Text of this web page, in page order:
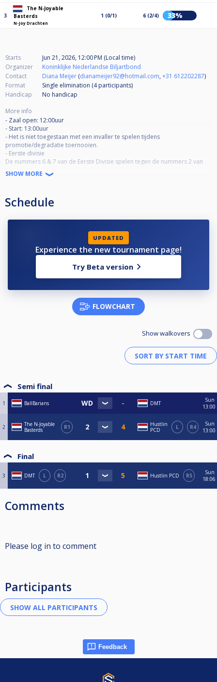
3
The N-Joyable
Basterds
N-Joy Drachten
1 (0/1) 6 (2/4) 33%
Starts
Jun 21, 2026, 12:00 PM (Local time)
Organizer
Koninklijke Nederlandse Biljartbond
Contact
Diana Meijer (dianameijer92@hotmail.com,+31 612202287)
Format
Single elimination (4participants)
Handicap
No handicap
More info
- Zaal open: 12:00uur
- Start: 13:00uur
- Het is niet toegestaan met een invaller te spelen tijdens
promotie/degradatie toernooien.
- Eerste divisie
De nummers 6 & 7 van de Eerste Divisie spelen tegen de nummers 2 van
de Tweede Divisie voor in totaal 1
promotieplaats. De nummers 6 & 7 van de Eerste Divisie worden geloot
en bestaan uit de spelsoorten en race lengtes zoals deze gespeeld
de Eerste Divisie voor 1 promotieplaats.
Bij een gelijke stand zal de koppelwedstrijd als beslissende wedstrijd
SKO schema 4 teams (Seeded - Hoger divisie vs Lager Divisie)
Best-of-7 races game i.p.v. Total-of-7 races game format (Winst = 4
partijpunten).
Promotie_Degradatie ...”
SHOW MORE
Schedule
UPDATED
Experience the new tournament page!
Try Beta version
FLOWCHART
Show walkovers
Semi final
1 BallBarians DMT
Sun
13:00
2
The N-Joyable
Basterds
R1
Hustlin
PCD
L R4
Sun
13:00
Final
3 DMT L R2 Hustlin PCD R5
Sun
18:06
Comments
Please log in to comment
Participants
Feedback